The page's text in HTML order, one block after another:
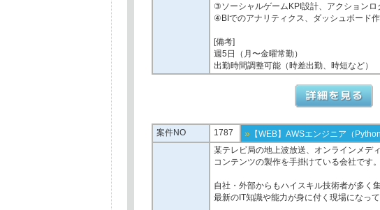
③ソーシャルゲームKPI設計、アクションロ
④BIでのアナリティクス、ダッシュボード
[備考]
週5日（月〜金曜常勤）
出勤時間調整可能（時差出勤、時短など）
案件NO 1787 » 【WEB】AWSエンジニア（Python
某テレビ局の地上波放送、オンラインメデ
コンテンツの製作を手掛けている会社です。
自社・外部からもハイスキル技術者が多く
最新のIT知識や能力が身に付く現場になって